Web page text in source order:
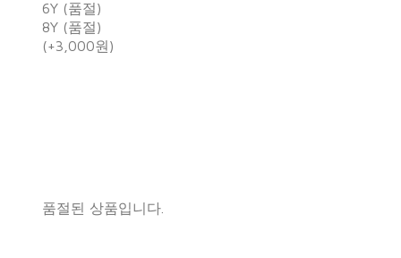
6Y (품절)
8Y (품절)
(+3,000원)
품절된 상품입니다.